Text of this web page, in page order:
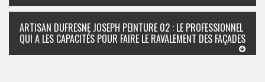
ARTISAN DUFRESNE JOSEPH PEINTURE 02 : LE PROFESSIONNEL
QUI A LES CAPACITÉS POUR FAIRE LE RAVALEMENT DES FAÇADES